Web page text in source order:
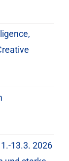
13.3. 2026